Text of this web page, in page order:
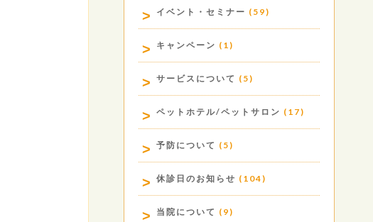
イベント・セミナー (59)
キャンペーン (1)
サービスについて (5)
ペットホテル/ペットサロン (17)
予防について (5)
休診日のお知らせ (104)
当院について (9)